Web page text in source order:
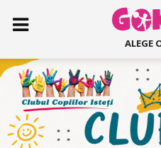
ALEGE